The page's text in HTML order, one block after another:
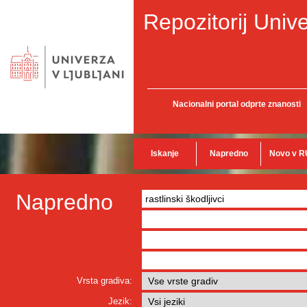
Repozitorij
Nacionalni portal odprte znanosti
Iskanje Napredno Novo v
Napredno
Vrsta gradiva:
Jezik: